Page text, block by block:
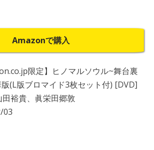
Amazonで購入
限定】ヒノマルソウル~舞台裏
(L版ブロマイド3枚セット付) [DVD]
裕貴、眞栄田郷敦
03